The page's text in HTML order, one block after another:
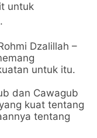
untuk
Dzalillah –
untuk itu.
dan Cawagub
kuat tentang
tentang